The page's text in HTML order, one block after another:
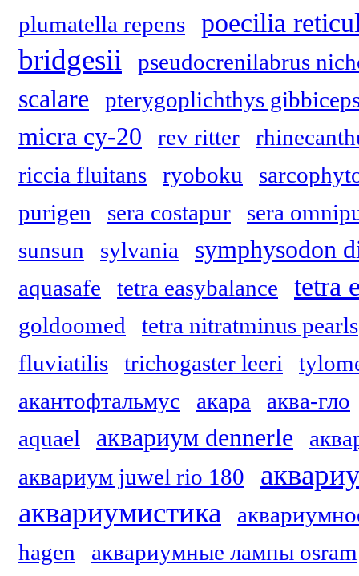
plumatella repens
poecilia
bridgesii pseudocrenilabrus
scalare pterygoplichthys
micra cy-20 rev ritter
riccia fluitans
ryoboku
purigen
sera costapur
sera
sunsun
sylvania symphysodon
aquasafe tetra easybalance tetra
goldoomed
tetra nitratminus pearls
fluviatilis
trichogaster leeri
акантофтальмус
акара
аква-гло
aquael
аквариум dennerle
аквариум juwel rio 180
аквариумистика
hagen
аквариумные лампы osram